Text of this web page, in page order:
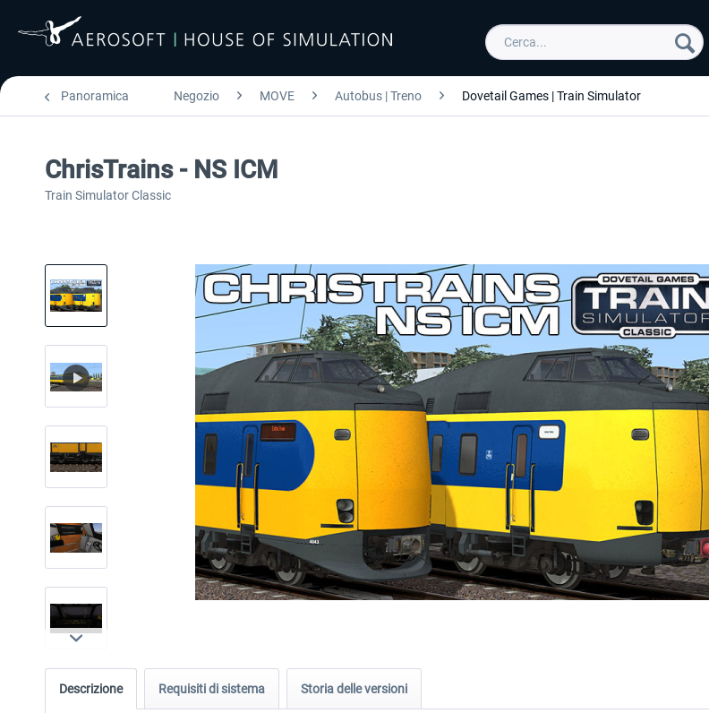
Panoramica Negozio MOVE Autobus | Treno Dovetail Games | Train Simulator
ChrisTrains - NS ICM
Train Simulator Classic
Descrizione Requisiti di sistema Storia delle versioni